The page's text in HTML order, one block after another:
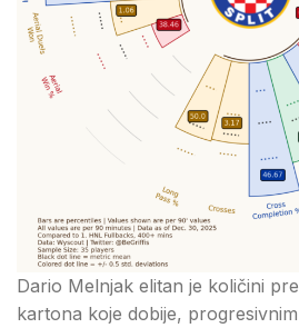
Dario Melnjak elitan je količini
kartona koje dobije,